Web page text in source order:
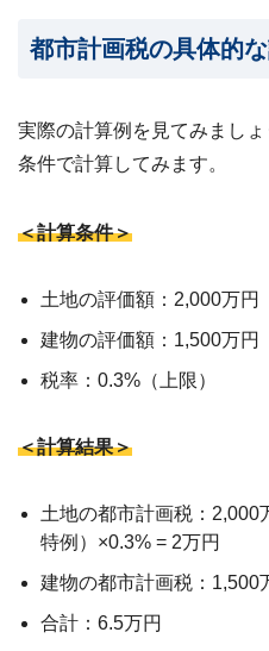
都市計画税の具体的
実際の計算例を見てみまし
条件で計算してみます。
＜計算条件＞
土地の評価額：2,000万円
建物の評価額：1,500万円
税率：0.3%（上限）
＜計算結果＞
土地の都市計画税：2,000
特例）×0.3% = 2万円
建物の都市計画税：1,500
合計：6.5万円